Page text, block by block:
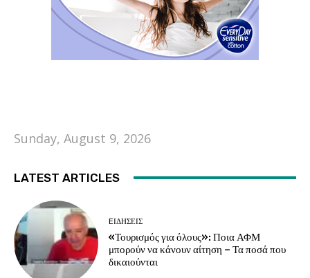
Sunday, August 9, 2026
LATEST ARTICLES
EΙΔΗΣΕΙΣ
«Τουρισμός για όλους»: Ποια ΑΦΜ
μπορούν να κάνουν αίτηση – Τα ποσά που
δικαιούνται